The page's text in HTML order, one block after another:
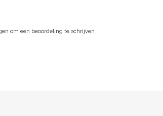
om een beoordeling te schrijven